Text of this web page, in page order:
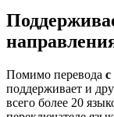
Помимо перевода с
поддерживает и
всего более 20